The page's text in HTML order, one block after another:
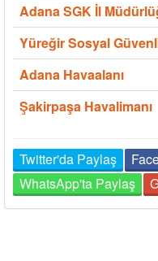
Adana SGK İl
Yüreğir Sosyal
Adana Havaalanı
Şakirpaşa Havalimanı
Twitter'da Paylaş
WhatsApp'ta Paylaş